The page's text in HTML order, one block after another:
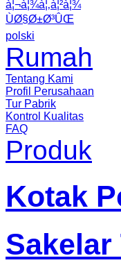
à¦¬à¦¾à¦‚à¦²à¦¾
ÙØ§Ø±Ø³ÛŒ
polski
Rumah
Tentang Kami
Profil Perusahaan
Tur Pabrik
Kontrol Kualitas
FAQ
Produk
Kotak